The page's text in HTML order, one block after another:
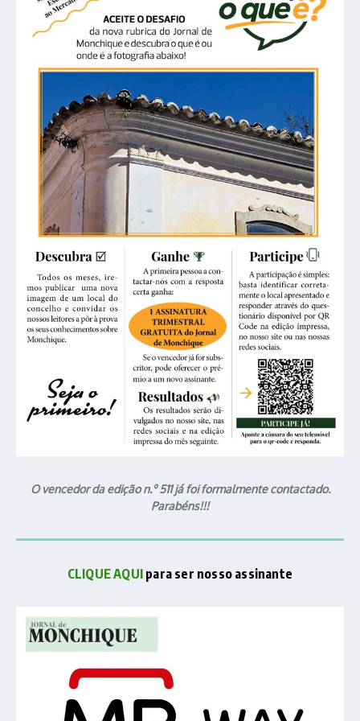
O vencedor da edição n.º 511 já foi formalmente contactado.
Parabéns!!!
CLIQUE AQUI para ser nosso assinante